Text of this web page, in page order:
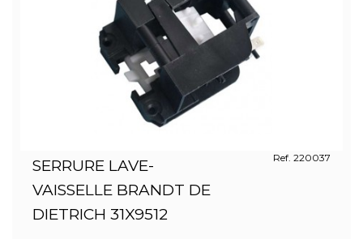
SERRURE LAVE-
VAISSELLE BRANDT DE
DIETRICH 31X9512
Ref. 220037